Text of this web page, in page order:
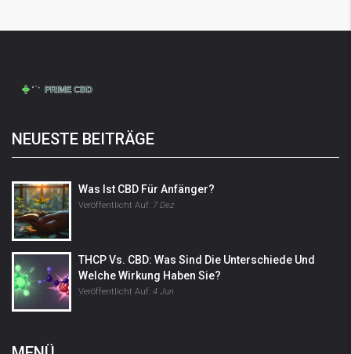
NEUESTE BEITRÄGE
Was Ist CBD Für Anfänger?
Veröffentlicht Auf: 7 Dez
THCP Vs. CBD: Was Sind Die Unterschiede Und
Welche Wirkung Haben Sie?
Veröffentlicht Auf: 4 Jun